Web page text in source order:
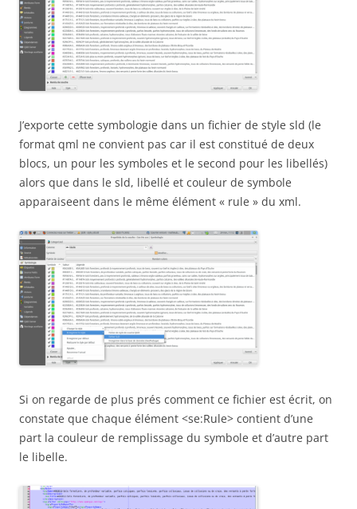
J’exporte cette symbologie dans un fichier de style sld (le
format qml ne convient pas car il est constitué de deux
blocs, un pour les symboles et le second pour les libellés)
alors que dans le sld, libellé et couleur de symbole
apparaiseent dans le même élément « rule » du xml.
Si on regarde de plus prés comment ce fichier est écrit, on
constate que chaque élément <se:Rule> contient d’une
part la couleur de remplissage du symbole et d’autre part
le libelle.